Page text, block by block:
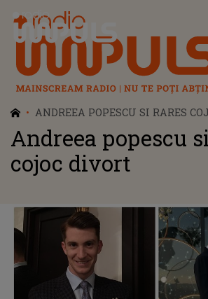
Radio Impuls
ANDREEA POPESCU SI RARES
Andreea popescu
cojoc divort